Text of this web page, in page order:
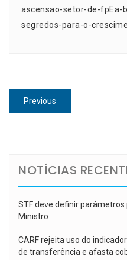
ascensao-setor-de-fpEa-
segredos-para-o-
Navegação
de
Previous
post:
NOTÍCIAS
STF deve definir
Ministro
CARF rejeita uso do
de transferência e afasta